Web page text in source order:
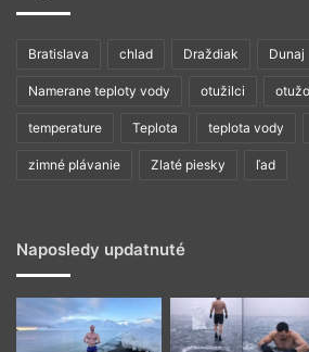
Bratislava chlad Draždiak Dunaj
Namerane teploty vody otužilci
temperature Teplota teplota vody
zimné plávanie Zlaté piesky ľad
Naposledy updatnuté